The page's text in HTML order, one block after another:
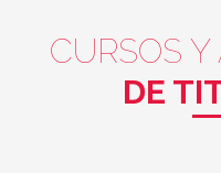
CURSOS
DE